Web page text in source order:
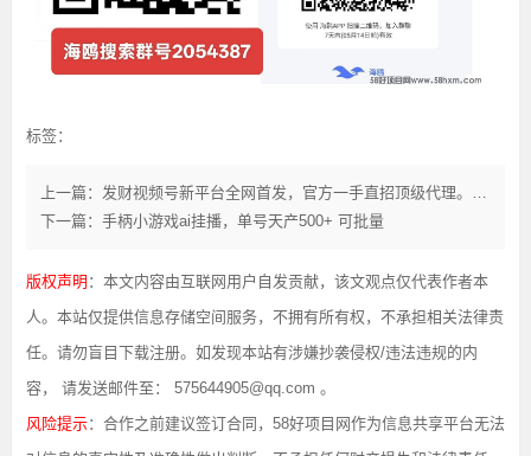
标签：
上一篇：发财视频号新平台全网首发，官方一手直招顶级代理。下周提高价格
下一篇：手柄小游戏ai挂播，单号天产500+ 可批量
版权声明 ：本文内容由互联网用户自发贡献，该文观点仅代表作者本
人。本站仅提供信息存储空间服务，不拥有所有权，不承担相关法律责
任。请勿盲目下载注册。如发现本站有涉嫌抄袭侵权/违法违规的内
容， 请发送邮件至： 575644905@qq.com 。
风险提示：合作之前建议签订合同，58好项目网作为信息共享平台无法